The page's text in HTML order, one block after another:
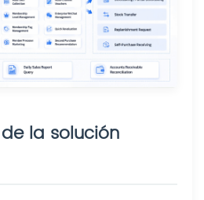
la solución